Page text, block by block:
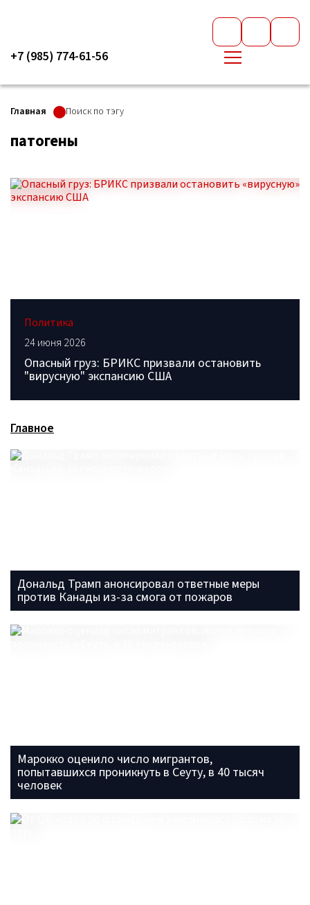
+7 (985) 774-61-56
Главная Поиск по тэгу
патогены
Политика
24 июня 2026
Опасный груз: БРИКС призвали остановить
"вирусную" экспансию США
Главное
Дональд Трамп анонсировал ответные меры
против Канады из-за смога от пожаров
Марокко оценило число мигрантов,
попытавшихся проникнуть в Сеуту, в 40 тысяч
человек